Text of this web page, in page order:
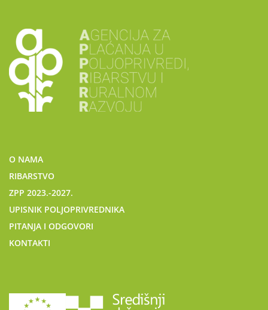
O NAMA
RIBARSTVO
ZPP 2023.-2027.
UPISNIK POLJOPRIVREDNIKA
PITANJA I ODGOVORI
KONTAKTI